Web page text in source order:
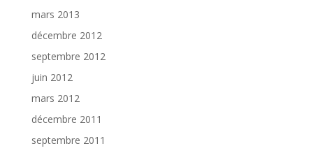
mars 2013
décembre 2012
septembre 2012
juin 2012
mars 2012
décembre 2011
septembre 2011